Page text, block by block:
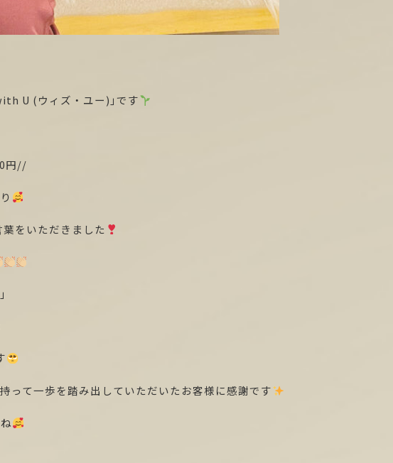
U (ウィズ・ユー)」です
円//
をいただきました
」
って一歩を踏み出していただいたお客様に感謝です